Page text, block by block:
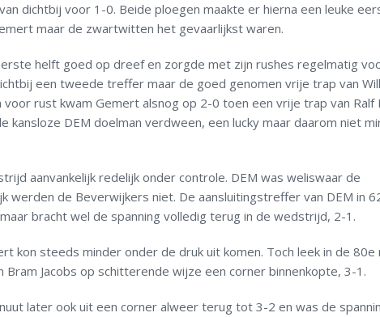
dichtbij voor 1-0. Beide ploegen maakte er hierna een leuke
maar de zwartwitten het gevaarlijkst waren.
helft goed op dreef en zorgde met zijn rushes regelmatig
een tweede treffer maar de goed genomen vrije trap van
voor rust kwam Gemert alsnog op 2-0 toen een vrije trap van Ralf
kansloze DEM doelman verdween, een lucky maar daarom niet
aanvankelijk redelijk onder controle. DEM was weliswaar de
werden de Beverwijkers niet. De aansluitingstreffer van DEM in
bracht wel de spanning volledig terug in de wedstrijd, 2-1.
kon steeds minder onder de druk uit komen. Toch leek in de 80e
Jacobs op schitterende wijze een corner binnenkopte, 3-1.
later ook uit een corner alweer terug tot 3-2 en was de